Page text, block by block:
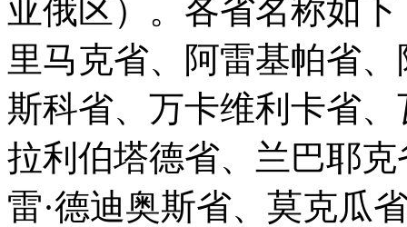
亚俄区）。各省名称如
里马克省、阿雷基帕省
斯科省、万卡维利卡省
拉利伯塔德省、兰巴耶
雷·德迪奥斯省、莫克瓜